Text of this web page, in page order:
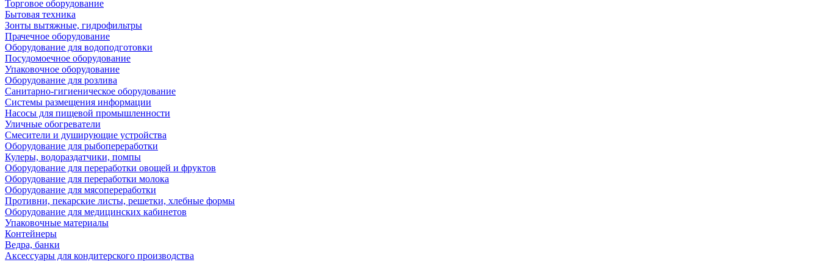
Торговое оборудование
Бытовая техника
Зонты вытяжные, гидрофильтры
Прачечное оборудование
Оборудование для водоподготовки
Посудомоечное оборудование
Упаковочное оборудование
Оборудование для розлива
Санитарно-гигиеническое оборудование
Системы размещения информации
Насосы для пищевой промышленности
Уличные обогреватели
Смесители и душирующие устройства
Оборудование для рыбопереработки
Кулеры, водораздатчики, помпы
Оборудование для переработки овощей и фруктов
Оборудование для переработки молока
Оборудование для мясопереработки
Противни, пекарские листы, решетки, хлебные формы
Оборудование для медицинских кабинетов
Упаковочные материалы
Контейнеры
Ведра, банки
Аксессуары для кондитерского производства